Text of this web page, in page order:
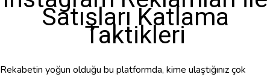
Satışları Katlama
Taktikleri
Rekabetin yoğun olduğu bu platformda, kime ulaştığınız çok